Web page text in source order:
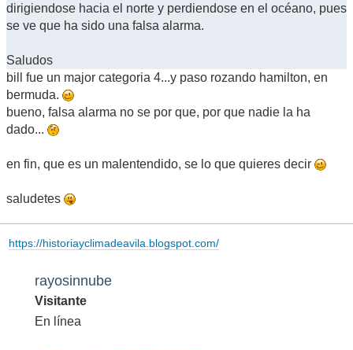
dirigiendose hacia el norte y perdiendose en el océano, pues
se ve que ha sido una falsa alarma.
Saludos
bill fue un major categoria 4...y paso rozando hamilton, en
bermuda.
bueno, falsa alarma no se por que, por que nadie la ha
dado...
en fin, que es un malentendido, se lo que quieres decir
saludetes
https://historiayclimadeavila.blogspot.com/
rayosinnube
Visitante
En línea